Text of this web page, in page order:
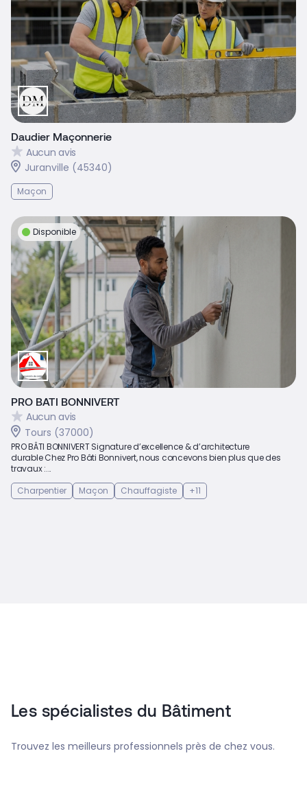
Daudier Maçonnerie
Aucun avis
Juranville (45340)
Maçon
Disponible
PRO BATI BONNIVERT
Aucun avis
Tours (37000)
PRO BÂTI BONNIVERT Signature d’excellence & d’architecture
durable Chez Pro Bâti Bonnivert, nous concevons bien plus que des
travaux :...
Charpentier
Maçon Chauffagiste +11
Les spécialistes du Bâtiment
Trouvez les meilleurs professionnels près de chez vous.